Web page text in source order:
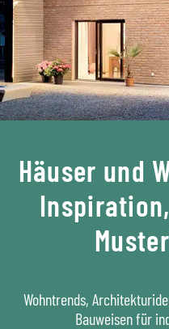
Häuser und
Wohntrends,
Bauweisen für